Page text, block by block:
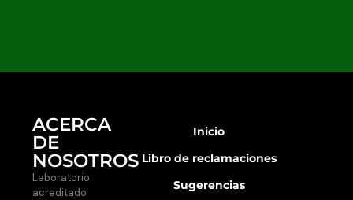
ACERCA
DE
NOSOTROS
Laboratorio
acreditado
Inicio
Libro de reclamaciones
Sugerencias